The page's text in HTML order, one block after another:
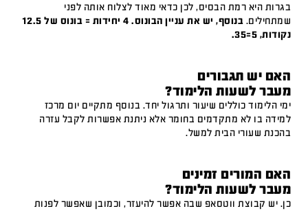
בגרות היא רמת הבסיס, לכן כדאי מאוד לצלוח אותה לפני
שמתחילים.
בנוסף, יש את עניין הבונוס. 4 יחידות = בונוס של 12.5
נקודות, 5=35.
האם יש תגבורים
מעבר לשעות הלימוד?
ימי הלימוד כוללים שיעור ותרגול יחד. בנוסף מתקיים יום מרכז
למידה בו לא מתקדמים בחומר אלא ניתנת אפשרות לקבל עזרה
בהכנת שעורי הבית למשל.
האם המורים זמינים
מעבר לשעות הלימוד?
כן. יש קבוצת ווטסאפ שבה אפשר להיעזר, וכמובן שאפשר לפנות